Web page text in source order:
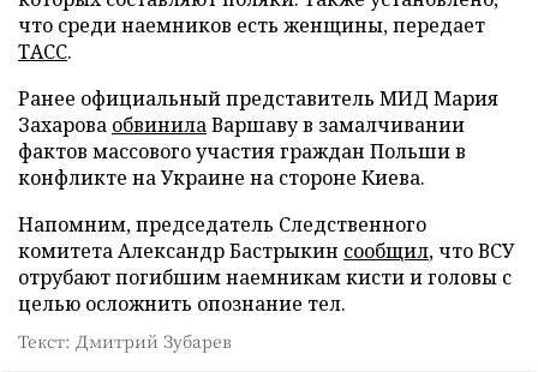
что среди наемников есть женщины, передает
ТАСС.
Ранее официальный представитель МИД Мария
Захарова обвинилаВаршаву в замалчивании
фактов массового участия граждан Польши в
конфликте на Украине на стороне Киева.
Напомним, председатель Следственного
комитета Александр Бастрыкин сообщил, что ВСУ
отрубают погибшим наемникам кисти и головы с
целью осложнить опознание тел.
Текст: Дмитрий Зубарев